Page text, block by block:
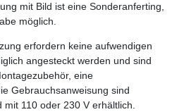
mit Bild ist eine Sonderanferting,
möglich.
erfordern keine aufwendigen
angesteckt werden und sind
eine
Gebrauchsanweisung sind
110 oder 230 V erhältlich.